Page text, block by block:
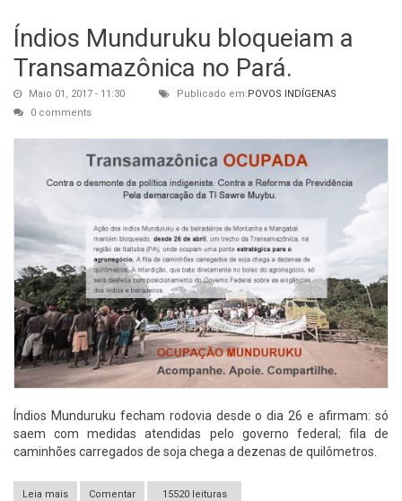
Índios Munduruku bloqueiam a
Transamazônica no Pará.
Maio 01, 2017 - 11:30 Publicado em: POVOS INDÍGENAS
0 comments
Índios Munduruku fecham rodovia desde o dia 26 e afirmam: só
saem com medidas atendidas pelo governo federal; fila de
caminhões carregados de soja chega a dezenas de quilômetros.
Leia mais sobre Índios Munduruku bloqueiam a Transamazônica no Pará.
Comentar 15520 leituras